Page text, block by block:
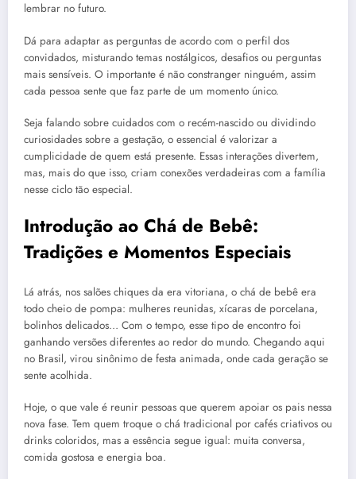
lembrar no futuro.
Dá para adaptar as perguntas de acordo com o perfil dos
convidados, misturando temas nostálgicos, desafios ou perguntas
mais sensíveis. O importante é não constranger ninguém, assim
cada pessoa sente que faz parte de um momento único.
Seja falando sobre cuidados com o recém-nascido ou dividindo
curiosidades sobre a gestação, o essencial é valorizar a
cumplicidade de quem está presente. Essas interações divertem,
mas, mais do que isso, criam conexões verdadeiras com a família
nesse ciclo tão especial.
Introdução ao Chá de Bebê:
Tradições e Momentos Especiais
Lá atrás, nos salões chiques da era vitoriana, o chá de bebê era
todo cheio de pompa: mulheres reunidas, xícaras de porcelana,
bolinhos delicados… Com o tempo, esse tipo de encontro foi
ganhando versões diferentes ao redor do mundo. Chegando aqui
no Brasil, virou sinônimo de festa animada, onde cada geração se
sente acolhida.
Hoje, o que vale é reunir pessoas que querem apoiar os pais nessa
nova fase. Tem quem troque o chá tradicional por cafés criativos ou
drinks coloridos, mas a essência segue igual: muita conversa,
comida gostosa e energia boa.